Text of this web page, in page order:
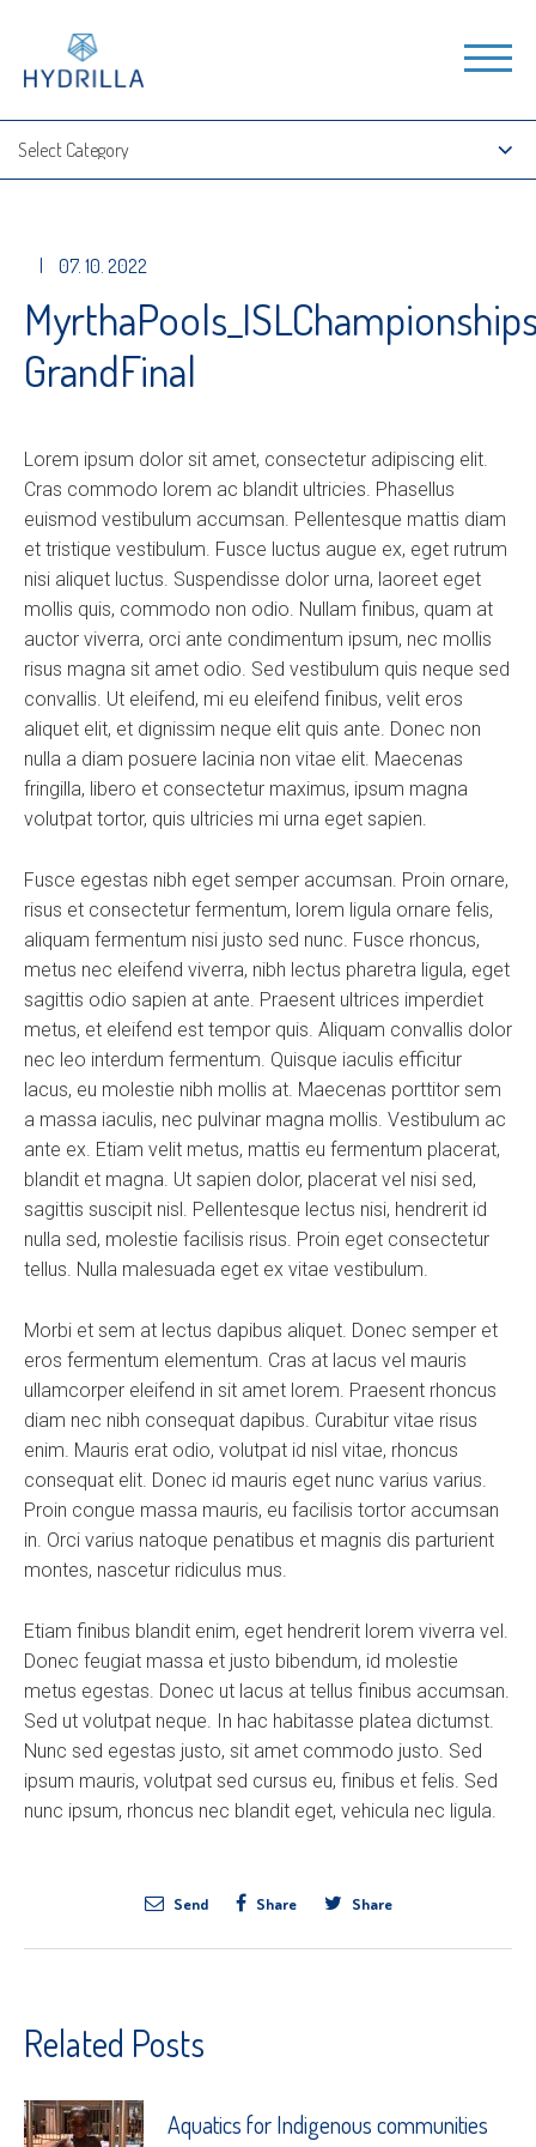
| 07. 10. 2022
GrandFinal
Lorem ipsum dolor sit amet, consectetur adipiscing elit.
Cras commodo lorem ac blandit ultricies. Phasellus
euismod vestibulum accumsan. Pellentesque mattis diam
et tristique vestibulum. Fusce luctus augue ex, eget rutrum
nisi aliquet luctus. Suspendisse dolor urna, laoreet eget
mollis quis, commodo non odio. Nullam finibus, quam at
auctor viverra, orci ante condimentum ipsum, nec mollis
risus magna sit amet odio. Sed vestibulum quis neque sed
convallis. Ut eleifend, mi eu eleifend finibus, velit eros
aliquet elit, et dignissim neque elit quis ante. Donec non
nulla a diam posuere lacinia non vitae elit. Maecenas
fringilla, libero et consectetur maximus, ipsum magna
volutpat tortor, quis ultricies mi urna eget sapien.
Fusce egestas nibh eget semper accumsan. Proin ornare,
risus et consectetur fermentum, lorem ligula ornare felis,
aliquam fermentum nisi justo sed nunc. Fusce rhoncus,
metus nec eleifend viverra, nibh lectus pharetra ligula, eget
sagittis odio sapien at ante. Praesent ultrices imperdiet
metus, et eleifend est tempor quis. Aliquam convallis dolor
nec leo interdum fermentum. Quisque iaculis efficitur
lacus, eu molestie nibh mollis at. Maecenas porttitor sem
a massa iaculis, nec pulvinar magna mollis. Vestibulum ac
ante ex. Etiam velit metus, mattis eu fermentum placerat,
blandit et magna. Ut sapien dolor, placerat vel nisi sed,
sagittis suscipit nisl. Pellentesque lectus nisi, hendrerit id
nulla sed, molestie facilisis risus. Proin eget consectetur
tellus. Nulla malesuada eget ex vitae vestibulum.
Morbi et sem at lectus dapibus aliquet. Donec semper et
eros fermentum elementum. Cras at lacus vel mauris
ullamcorper eleifend in sit amet lorem. Praesent rhoncus
diam nec nibh consequat dapibus. Curabitur vitae risus
enim. Mauris erat odio, volutpat id nisl vitae, rhoncus
consequat elit. Donec id mauris eget nunc varius varius.
Proin congue massa mauris, eu facilisis tortor accumsan
in. Orci varius natoque penatibus et magnis dis parturient
montes, nascetur ridiculus mus.
Etiam finibus blandit enim, eget hendrerit lorem viverra vel.
Donec feugiat massa et justo bibendum, id molestie
metus egestas. Donec ut lacus at tellus finibus accumsan.
Sed ut volutpat neque. In hac habitasse platea dictumst.
Nunc sed egestas justo, sit amet commodo justo. Sed
ipsum mauris, volutpat sed cursus eu, finibus et felis. Sed
nunc ipsum, rhoncus nec blandit eget, vehicula nec ligula.
Send Share Share
Related Posts
Aquatics for Indigenous communities